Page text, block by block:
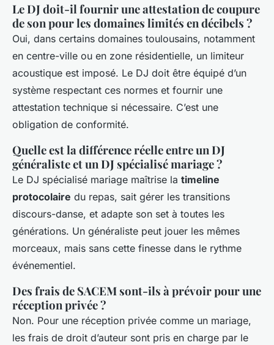
Le DJ doit-il fournir une attestation de coupure
de son pour les domaines limités en décibels ?
Oui, dans certains domaines toulousains, notamment
en centre-ville ou en zone résidentielle, un limiteur
acoustique est imposé. Le DJ doit être équipé d’un
système respectant ces normes et fournir une
attestation technique si nécessaire. C’est une
obligation de conformité.
Quelle est la différence réelle entre un DJ
généraliste et un DJ spécialisé mariage ?
Le DJ spécialisé mariage maîtrise la timeline
protocolaire du repas, sait gérer les transitions
discours-danse, et adapte son set à toutes les
générations. Un généraliste peut jouer les mêmes
morceaux, mais sans cette finesse dans le rythme
événementiel.
Des frais de SACEM sont-ils à prévoir pour une
réception privée ?
Non. Pour une réception privée comme un mariage,
les frais de droit d’auteur sont pris en charge par le